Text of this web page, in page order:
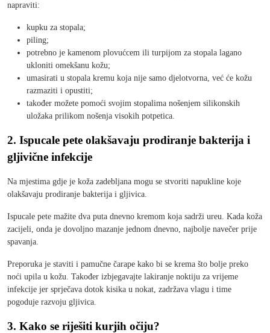
napraviti:
kupku za stopala;
piling;
potrebno je kamenom plovućcem ili turpijom za stopala lagano
ukloniti omekšanu kožu;
umasirati u stopala kremu koja nije samo djelotvorna, već će kožu
razmaziti i opustiti;
također možete pomoći svojim stopalima nošenjem silikonskih
uložaka prilikom nošenja visokih potpetica.
2. Ispucale pete olakšavaju prodiranje bakterija i
gljivične infekcije
Na mjestima gdje je koža zadebljana mogu se stvoriti napukline koje
olakšavaju prodiranje bakterija i gljivica.
Ispucale pete mažite dva puta dnevno kremom koja sadrži ureu. Kada koža
zacijeli, onda je dovoljno mazanje jednom dnevno, najbolje navečer prije
spavanja.
Preporuka je staviti i pamučne čarape kako bi se krema što bolje preko
noći upila u kožu. Također izbjegavajte lakiranje noktiju za vrijeme
infekcije jer sprječava dotok kisika u nokat, zadržava vlagu i time
pogoduje razvoju gljivica.
3. Kako se riješiti kurjih očiju?